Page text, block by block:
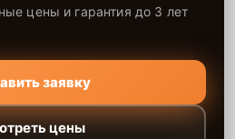
цены и гарантия до 3 лет
заявку
цены